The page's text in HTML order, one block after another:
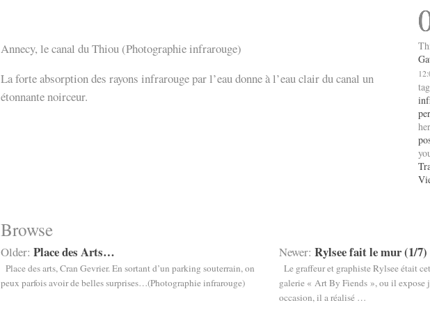
Annecy, le canal du Thiou (Photographie infrarouge)
La forte absorption des rayons infrarouge par l’eau donne à l’eau clair du canal un
étonnante noirceur.
Browse
Older: Place des Arts…
Place des arts, Cran Gevrier. En sortant d’un parking souterrain, on
peux parfois avoir de belles surprises…(Photographie infrarouge)
Newer: Rylsee fait le mur (1/7)
Le graffeur et graphiste Rylsee était
galerie « Art By Fiends », ou il expose
occasion, il a réalisé …